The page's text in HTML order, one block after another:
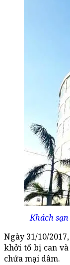
Khách
Ngày 31/10/
khởi tố bị can
chứa mại dâm.